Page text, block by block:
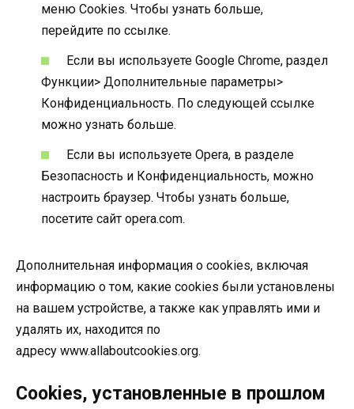
меню Cookies. Чтобы узнать больше,
перейдите по ссылке.
Если вы используете Google Chrome, раздел
Функции> Дополнительные параметры>
Конфиденциальность. По следующей ссылке
можно узнать больше.
Если вы используете Opera, в разделе
Безопасность и Конфиденциальность, можно
настроить браузер. Чтобы узнать больше,
посетите сайт opera.com.
Дополнительная информация о cookies, включая
информацию о том, какие cookies были установлены
на вашем устройстве, а также как управлять ими и
удалять их, находится по
адресу www.allaboutcookies.org.
Cookies, установленные в прошлом